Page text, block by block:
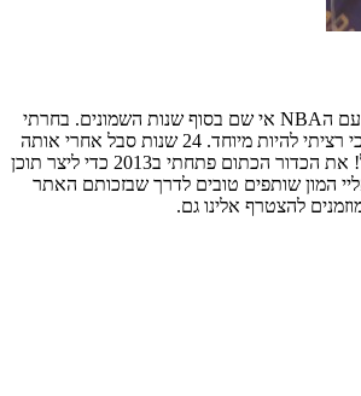
התחלתי את הרומן שלי עם הNBA אי שם בסוף שנות השמונים. בחרתי
לאהוד את גולדן סטייט כי רציתי להיות מיוחד. 24 שנות סבל אחרי אותה
בחירה זה השתלם בגדול! את הכדור הכתום פתחתי ב2013 כדי ליצר תוכן
המון שותפים טובים לדרך שבזכותם האתר
להצטרף אלינו גם.